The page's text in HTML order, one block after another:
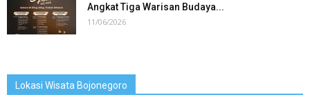
Angkat Tiga Warisan Budaya...
11/06/2026
Lokasi Wisata Bojonegoro